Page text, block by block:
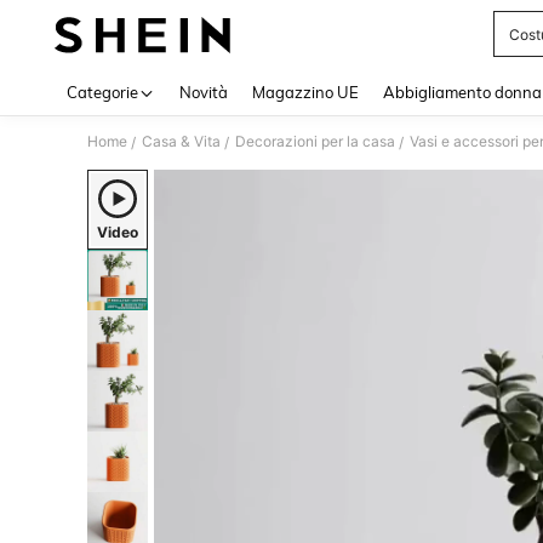
Categorie Novità Magazzino UE Abbigliamento donna
Home / Casa & Vita / Decorazioni per la casa / Vasi e accessori
Video